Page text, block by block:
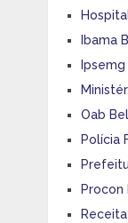
Ibama
Oab
Polícia